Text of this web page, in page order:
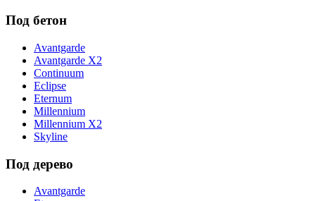
Под бетон
Avantgarde
Avantgarde X2
Continuum
Eclipse
Eternum
Millennium
Millennium X2
Skyline
Под дерево
Avantgarde